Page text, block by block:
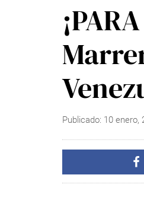
Publicado: 10 enero,